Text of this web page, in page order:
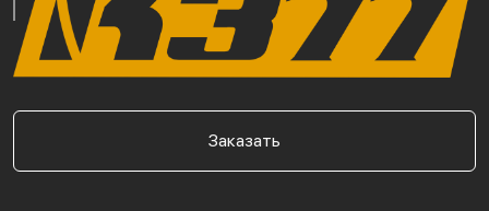
Заказать